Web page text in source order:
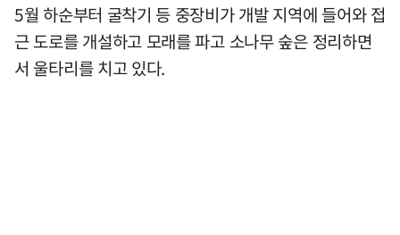
5월 하순부터 굴착기 등 중장비가 개발 지역에 들어와 접
근 도로를 개설하고 모래를 파고 소나무 숲은 정리하면
서 울타리를 치고 있다.